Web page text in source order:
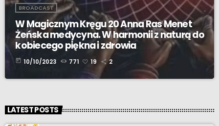
BROADCAST
W Magicznym Kręgu 20 Anna Ras Menet
Żeńska medycyna. W harmonii z naturą do
kobiecego piękna i zdrowia
today 10/10/2023 771 19 2
LATEST POSTS